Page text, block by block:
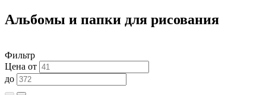
Альбомы и папки для рисования
Фильтр
Цена от
до